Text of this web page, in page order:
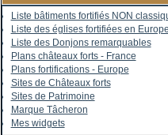
Liste bâtiments fortifiés NON
Liste des églises fortifiées en Europe
Liste des Donjons remarquables
Plans châteaux forts - France
Plans fortifications - Europe
Sites de Châteaux forts
Sites de Patrimoine
Marque Tâcheron
Mes widgets